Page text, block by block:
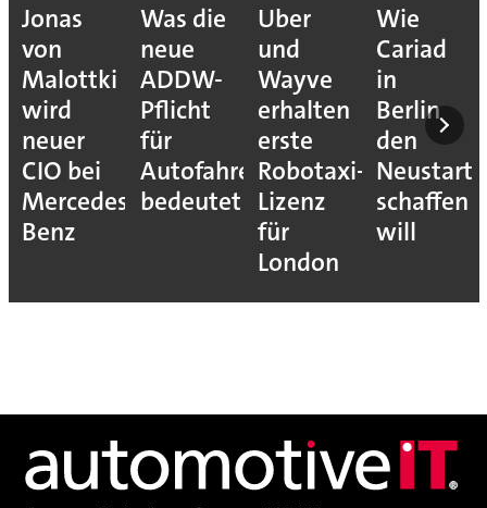
Jonas
von
Malottki
wird
neuer
CIO bei
Mercedes-
Benz
Was die
neue
ADDW-
Pflicht
für
Autofahrer
bedeutet
Uber
und
Wayve
erhalten
erste
Robotaxi-
Lizenz
für
London
Wie
Cariad
in
Berlin
den
Neustart
schaffen
will